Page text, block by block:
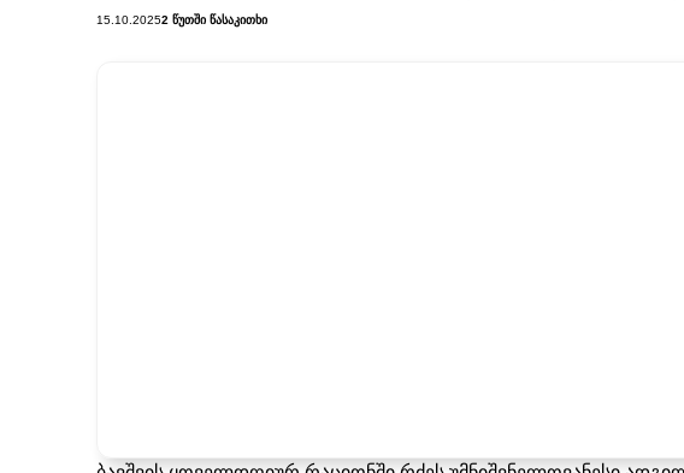
15.10.20252 ᲬᲣᲗᲨᲘ ᲬᲐᲡᲐᲙᲘᲗᲮᲘ